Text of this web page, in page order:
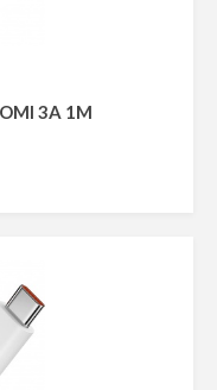
3A 1M